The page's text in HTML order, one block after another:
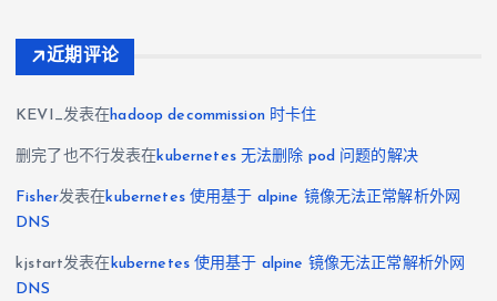
近期评论
KEVI_发表在hadoop decommission 时卡住
删完了也不行发表在kubernetes 无法删除 pod 问题的解决
Fisher发表在 kubernetes 使用基于 alpine 镜像无法正常解析外网
DNS
kjstart发表在 kubernetes 使用基于 alpine 镜像无法正常解析外网
DNS